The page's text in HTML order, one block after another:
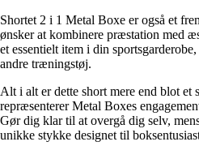
Shortet 2 i 1 Metal Boxe er også et
ønsker at kombinere præstation med
et essentielt item i din
andre træningstøj.
Alt i alt er dette short mere end blot
repræsenterer Metal Boxes
Gør dig klar til at overgå dig selv,
unikke stykke designet til